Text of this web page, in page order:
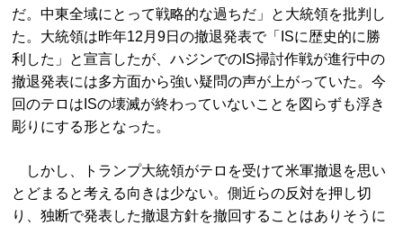
だ。中東全域にとって戦略的な過ちだ」と大統領を批判し
た。大統領は昨年12月9日の撤退発表で「ISに歴史的に勝
利した」と宣言したが、ハジンでのIS掃討作戦が進行中の
撤退発表には多方面から強い疑問の声が上がっていた。今
回のテロはISの壊滅が終わっていないことを図らずも浮き
彫りにする形となった。
しかし、トランプ大統領がテロを受けて米軍撤退を思い
とどまると考える向きは少ない。側近らの反対を押し切
り、独断で発表した撤退方針を撤回することはありそうに